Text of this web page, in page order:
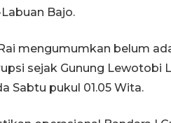
Bajo.
mengumumkan belum
sejak Gunung Lewotobi
Sabtu pukul 01.05 Wita.